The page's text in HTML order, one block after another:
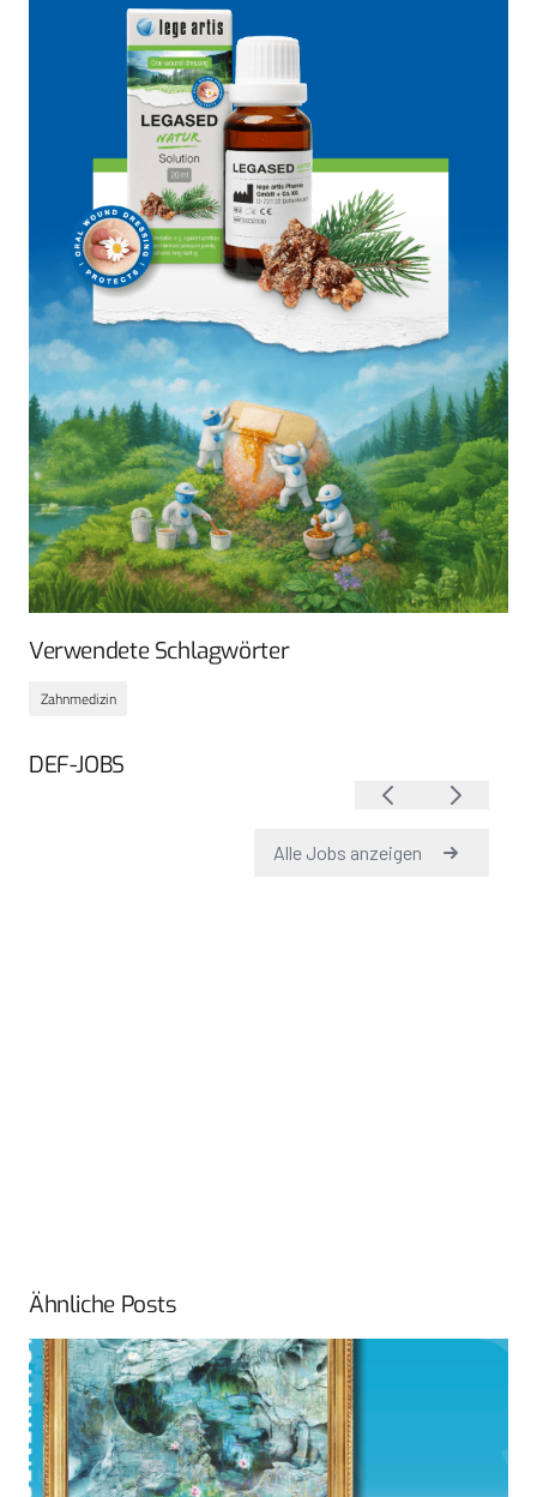
Verwendete Schlagwörter
Zahnmedizin
DEF-JOBS
Ähnliche Posts